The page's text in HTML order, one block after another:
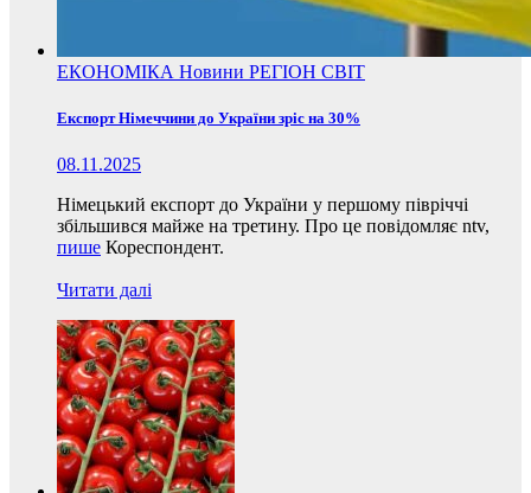
ЕКОНОМІКА Новини РЕГІОН СВІТ
Експорт Німеччини до України зріс на 30%
08.11.2025
Німецький експорт до України у першому півріччі
збільшився майже на третину. Про це повідомляє ntv,
пише Кореспондент.
Читати далі